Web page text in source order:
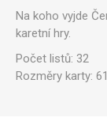
Na koho vyjde
karetní hry.
Počet listů: 32
Rozměry karty: